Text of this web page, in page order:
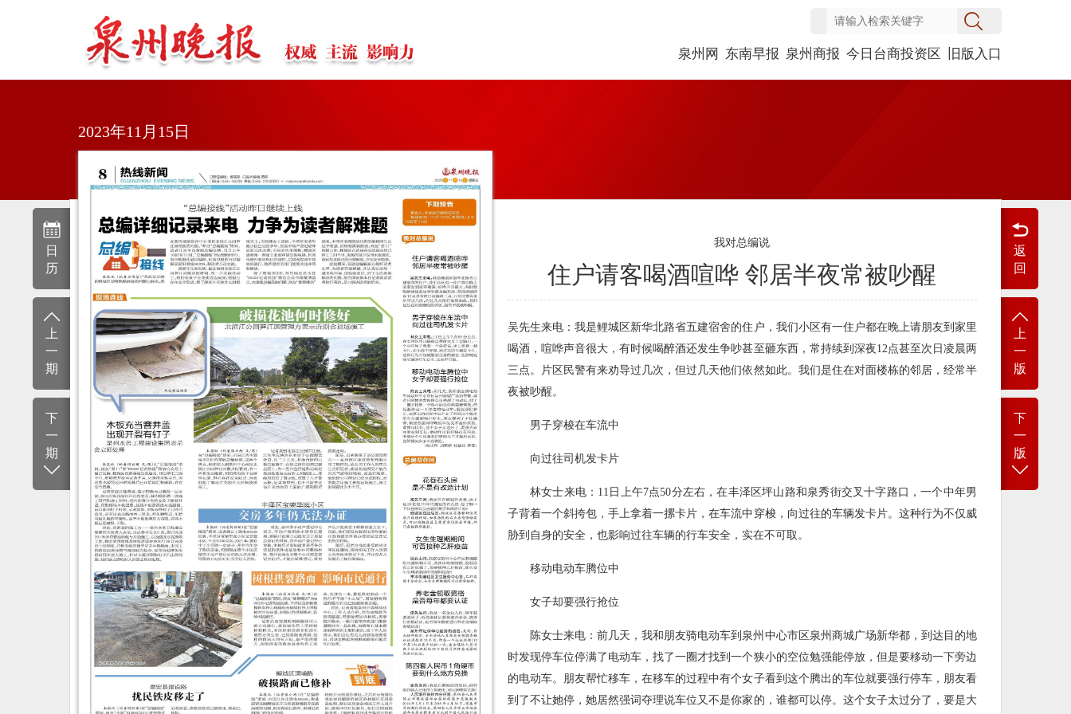
泉州网 东南早报 泉州商报 今日台商投资区 旧版入口
日
历
上
一
期
下
一
期
返
回
上
一
版
下
一
版
2023年11月15日
我对总编说
住户请客喝酒喧哗 邻居半夜常被吵醒
吴先生来电：我是鲤城区新华北路省五建宿舍的住户，我们小区有一住户都在晚上请朋友到家里
喝酒，喧哗声音很大，有时候喝醉酒还发生争吵甚至砸东西，常持续到深夜12点甚至次日凌晨两
三点。片区民警有来劝导过几次，但过几天他们依然如此。我们是住在对面楼栋的邻居，经常半
夜被吵醒。
男子穿梭在车流中
向过往司机发卡片
林女士来电：11日上午7点50分左右，在丰泽区坪山路和泉秀街交叉十字路口，一个中年男
子背着一个斜挎包，手上拿着一摞卡片，在车流中穿梭，向过往的车辆发卡片。这种行为不仅威
胁到自身的安全，也影响过往车辆的行车安全，实在不可取。
移动电动车腾位中
女子却要强行抢位
陈女士来电：前几天，我和朋友骑电动车到泉州中心市区泉州商城广场新华都，到达目的地
时发现停车位停满了电动车，找了一圈才找到一个狭小的空位勉强能停放，但是要移动一下旁边
的电动车。朋友帮忙移车，在移车的过程中有个女子看到这个腾出的车位就要强行停车，朋友看
到了不让她停，她居然强词夺理说车位又不是你家的，谁都可以停。这个女子太过分了，要是大